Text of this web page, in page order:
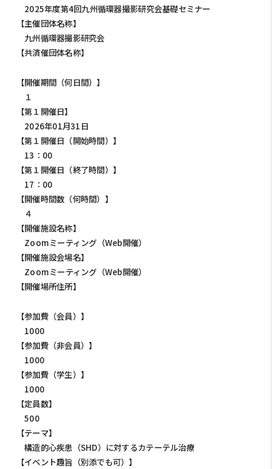
2025年度第4回九州循環器撮影研究会基礎セミナー
【主催団体名称】
九州循環器撮影研究会
【共済催団体名称】
【開催期間（何日間）】
１
【第１開催日】
2026年01月31日
【第１開催日（開始時間）】
13：00
【第１開催日（終了時間）】
17：00
【開催時間数（何時間）】
４
【開催施設名称】
Zoomミーティング（Web開催）
【開催施設会場名】
Zoomミーティング（Web開催）
【開催場所住所】
【参加費（会員）】
1000
【参加費（非会員）】
1000
【参加費（学生）】
1000
【定員数】
500
【テーマ】
構造的心疾患（SHD）に対するカテーテル治療
【イベント趣旨（別添でも可）】